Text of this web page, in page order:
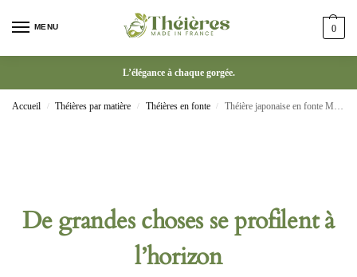
MENU 0
L’élégance à chaque gorgée.
Accueil / Théières par matière / Théières en fonte / Théière japonaise en fonte Mini appareil à thé
De grandes choses se profilent à
l’horizon